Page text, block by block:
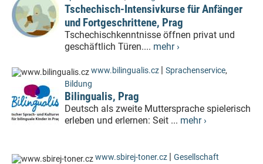
Tschechisch-Intensivkurse für Anfänger
und Fortgeschrittene, Prag
Tschechischkenntnisse öffnen privat und
geschäftlich Türen.... mehr ›
www.bilingualis.cz | Sprachenservice,
Bildung
Bilingualis, Prag
Deutsch als zweite Muttersprache spielerisch
erleben und erlernen: Seit ... mehr ›
www.sbirej-toner.cz | Gesellschaft